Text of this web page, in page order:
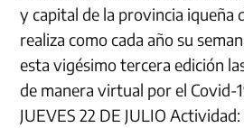
y capital de la provincia iqueña
realiza como cada año su
esta vigésimo tercera edición
de manera virtual por el Covid-
JUEVES 22 DE JULIO Actividad: